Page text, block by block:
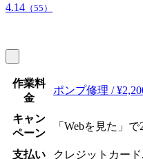
4.14 （55）
作業料
金
ポンプ修理 /
キャン
ペーン
「Webを見た」で
支払い
クレジットカー